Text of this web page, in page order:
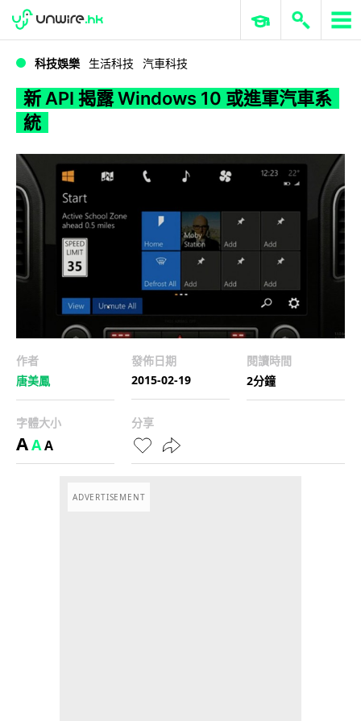
新 API 揭露 Windows 10 或進軍汽車系統
WWDC 2026 ERP 與商業 AI
科技娛樂 生活科技 汽車科技
新 API 揭露 Windows 10 或進軍汽車系
統
作者
唐美鳳
發佈日期
2015-02-19
閱讀時間
2分鐘
字體大小
AAA
分享
ADVERTISEMENT